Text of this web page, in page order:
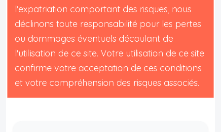
l'expatriation comportant des risques, nous
déclinons toute responsabilité pour les pertes
ou dommages éventuels découlant de
l'utilisation de ce site. Votre utilisation de ce site
confirme votre acceptation de ces conditions
et votre compréhension des risques associés.